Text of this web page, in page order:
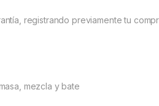
registrando previamente tu
mezcla y bate